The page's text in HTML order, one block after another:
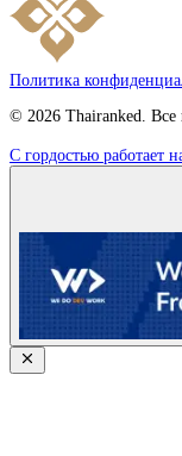
Политика
© 2026 Thairanked.
С гордостью работает